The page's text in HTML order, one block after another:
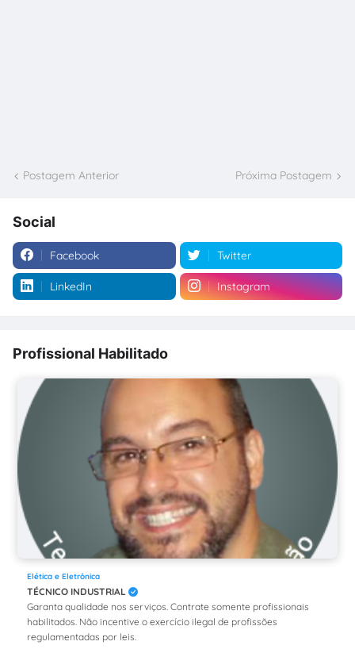
Postagem Anterior Próxima Postagem
Social
Facebook Twitter
LinkedIn Instagram
Profissional Habilitado
Elética e Eletrônica
TÉCNICO INDUSTRIAL
Garanta qualidade nos serviços. Contrate somente profissionais
habilitados. Não incentive o exercício ilegal de profissões
regulamentadas por leis.